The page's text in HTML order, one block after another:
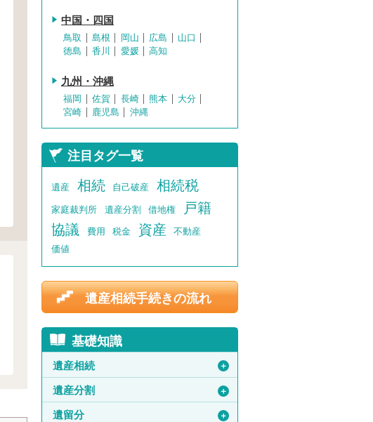
中国・四国
鳥取 島根 岡山 広島
山口
徳島
香川 愛媛 高知
九州・沖縄
福岡 佐賀 長崎 熊本
大分
宮崎
鹿児島 沖縄
注目タグ一覧
遺産 相続 自己破産 相続税
家庭裁判所 遺産分割 借地権
戸籍
協議
費用 税金 資産
不動産
価値
遺産相続手続きの流れ
基礎知識
遺産相続 ＋
遺産分割 ＋
遺留分 ＋